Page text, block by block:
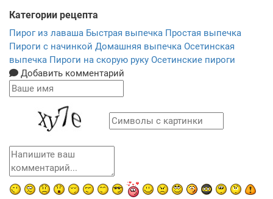
Категории рецепта
Пирог из лаваша Быстрая выпечка Простая выпечка
Пироги с начинкой Домашняя выпечка Осетинская
выпечка Пироги на скорую руку Осетинские пироги
Добавить комментарий